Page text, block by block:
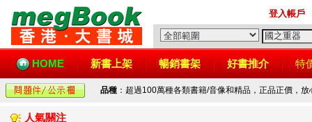
登入帳戶
HOME 新書上架 暢銷書架 好書推介 特
品種 ：超過100萬種各類書籍/音像和精品，正品正價，
人氣關注